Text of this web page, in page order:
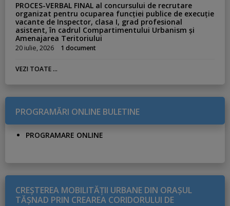
PROCES-VERBAL FINAL al concursului de recrutare
organizat pentru ocuparea funcției publice de execuție
vacante de Inspector, clasa I, grad profesional
asistent, în cadrul Compartimentului Urbanism și
Amenajarea Teritoriului
20 iulie, 2026 1 document
VEZI TOATE ...
PROGRAMĂRI ONLINE BULETINE
PROGRAMARE ONLINE
CREŞTEREA MOBILITĂŢII URBANE DIN ORAŞUL
TĂŞNAD PRIN CREAREA CORIDORULUI DE